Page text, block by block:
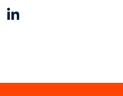
TWITTER